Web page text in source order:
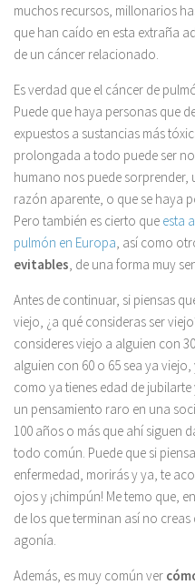
muchos recursos, millonarios
que han caído en esta extraña
de un cáncer relacionado.
Es verdad que el cáncer de
Puede que haya personas que
expuestos a sustancias más
prolongada a todo puede ser
humano nos puede sorprender,
razón aparente, o que se haya
Pero también es cierto que esta
pulmón en Europa, así como
evitables, de una forma muy
Antes de continuar, si piensas
viejo, ¿a qué consideras ser
consideres viejo a alguien con
alguien con 60 o 65 sea ya
como ya tienes edad de
un pensamiento raro en una
100 años o más que ahí siguen
todo común. Puede que si
enfermedad, morirás y ya, te
ojos y ¡chimpún! Me temo que,
de los que terminan así no
agonía.
Además, es muy común ver